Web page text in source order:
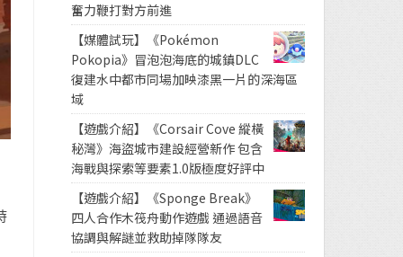
奮力鞭打對方前進
【媒體試玩】《Pokémon
Pokopia》冒泡泡海底的城鎮DLC
復建水中都市同場加映漆黑一片的深海區
域
【遊戲介紹】《Corsair Cove 縱橫
秘灣》海盜城市建設經營新作 包含
海戰與探索等要素1.0版極度好評中
【遊戲介紹】《Sponge Break》
四人合作木筏舟動作遊戲 通過語音
協調與解謎並救助掉隊隊友